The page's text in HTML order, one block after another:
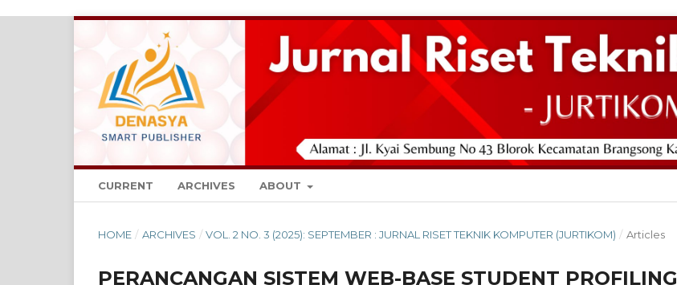
CURRENT ARCHIVES ABOUT
HOME / ARCHIVES / VOL. 2 NO. 3 (2025): SEPTEMBER : JURNAL RISET TEKNIK KOMPUTER (JURTIKOM) / Articles
PERANCANGAN SISTEM WEB-BASE STUDENT PROFILING